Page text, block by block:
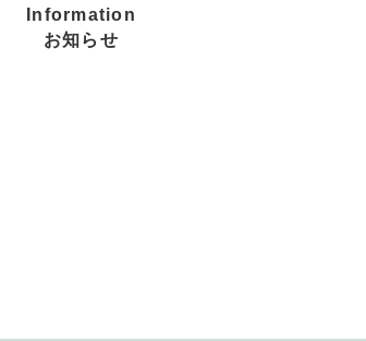
Information
お知らせ